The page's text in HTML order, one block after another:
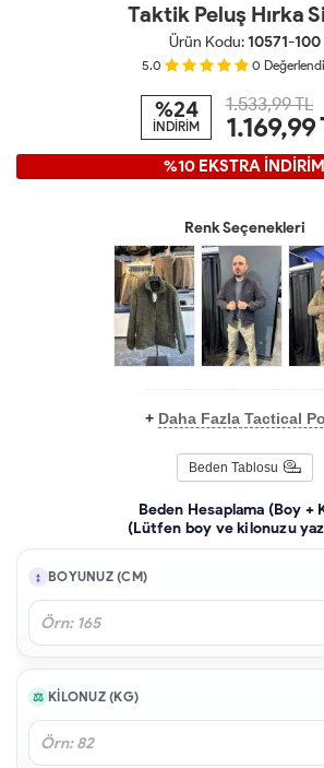
Taktik Peluş Hırka
Ürün Kodu:10571-100
5.0 0
%24
İNDİRİM
1.533,99 TL
1.169,99
%10 EKSTRA İNDİRİM
Renk Seçenekleri
+ Daha Fazla Tactical
Beden Tablosu
Beden Hesaplama (Boy +
(Lütfen boy ve kilonuzu
BOYUNUZ (CM)
KILONUZ (KG)